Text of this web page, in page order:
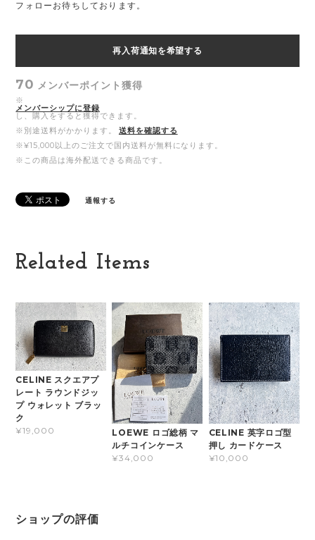
フォローお待ちしております。
再入荷通知を希望する
70 メンバーポイント 獲得
※
メンバーシップに登録
し、購入をすると獲得できます。
※別途送料がかかります。
送料を確認する
※¥15,000以上のご注文で国内送料が無料になります。
※この商品は海外配送できる商品です。
通報する
Related Items
CELINE スクエアプ
レート ラウンドジッ
プ ウォレット ブラッ
ク
¥19,000
LOEWE ロゴ総柄 マ
ルチコインケース
¥34,000
CELINE 英字ロゴ型
押し カードケース
¥10,000
ショップの評価